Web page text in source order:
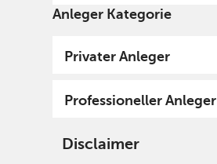
Anleger Kategorie
Privater Anleger
Professioneller Anleger
Disclaimer